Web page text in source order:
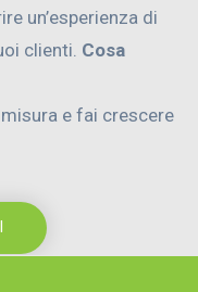
un’esperienza di
clienti. Cosa
e fai crescere